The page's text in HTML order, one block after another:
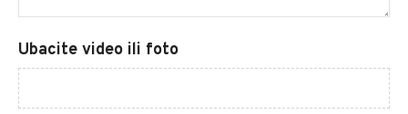
Ubacite video ili foto